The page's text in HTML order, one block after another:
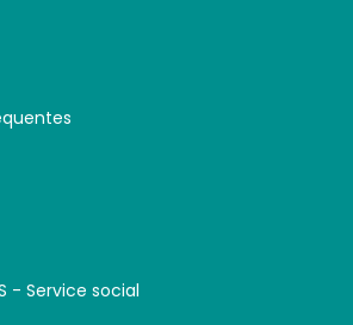
- Service social